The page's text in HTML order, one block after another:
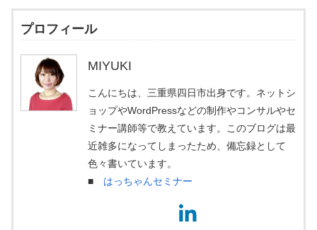
プロフィール
MIYUKI
こんにちは、三重県四日市出身です。ネットシ
ョップやWordPressなどの制作やコンサルやセ
ミナー講師等で教えています。このブログは最
近雑多になってしまったため、備忘録として
色々書いています。
■ はっちゃんセミナー